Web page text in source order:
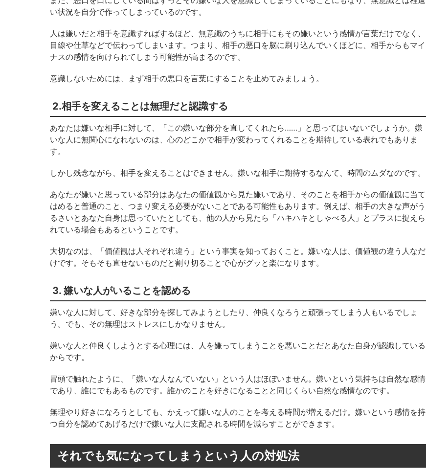
い状況を自分で作ってしまっているのです。
人は嫌いだと相手を意識すればするほど、無意識のうちに相手にもその嫌いという感情が言葉だけでなく、
目線や仕草などで伝わってしまいます。つまり、相手の悪口を脳に刷り込んでいくほどに、相手からもマイ
ナスの感情を向けられてしまう可能性が高まるのです。
意識しないためには、まず相手の悪口を言葉にすることを止めてみましょう。
2.相手を変えることは無理だと認識する
あなたは嫌いな相手に対して、「この嫌いな部分を直してくれたら……」と思ってはいないでしょうか。嫌
いな人に無関心になれないのは、心のどこかで相手が変わってくれることを期待している表れでもありま
す。
しかし残念ながら、相手を変えることはできません。嫌いな相手に期待するなんて、時間のムダなのです。
あなたが嫌いと思っている部分はあなたの価値観から見た嫌いであり、そのことを相手からの価値観に当て
はめると普通のこと、つまり変える必要がないことである可能性もあります。例えば、相手の大きな声がう
るさいとあなた自身は思っていたとしても、他の人から見たら「ハキハキとしゃべる人」とプラスに捉えら
れている場合もあるということです。
大切なのは、「価値観は人それぞれ違う」という事実を知っておくこと。嫌いな人は、価値観の違う人なだ
けです。そもそも直せないものだと割り切ることで心がグッと楽になります。
3. 嫌いな人がいることを認める
嫌いな人に対して、好きな部分を探してみようとしたり、仲良くなろうと頑張ってしまう人もいるでしょ
う。でも、その無理はストレスにしかなりません。
嫌いな人と仲良くしようとする心理には、人を嫌ってしまうことを悪いことだとあなた自身が認識している
からです。
冒頭で触れたように、「嫌いな人なんていない」という人はほぼいません。嫌いという気持ちは自然な感情
であり、誰にでもあるものです。誰かのことを好きになることと同じくらい自然な感情なのです。
無理やり好きになろうとしても、かえって嫌いな人のことを考える時間が増えるだけ。嫌いという感情を持
つ自分を認めてあげるだけで嫌いな人に支配される時間を減らすことができます。
それでも気になってしまうという人の対処法